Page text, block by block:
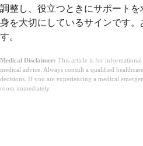
調整し、役立つときにサポート
身を大切にしているサインです。
す。
Medical Disclaimer: This article is for informational
medical advice. Always consult a qualified
decisions. If you are experiencing a medical
room immediately.